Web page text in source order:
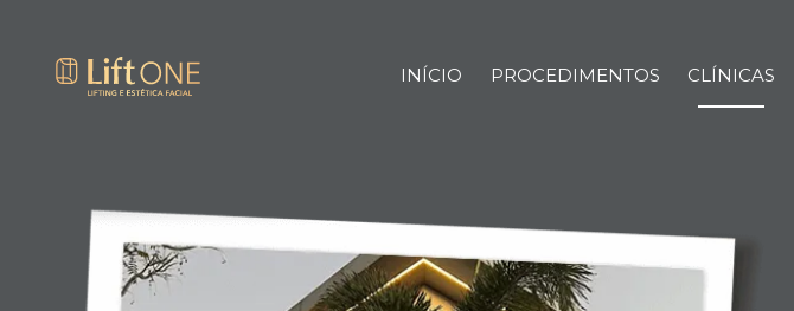
INÍCIO PROCEDIMENTOS CLÍNICAS
CLÍNICAS